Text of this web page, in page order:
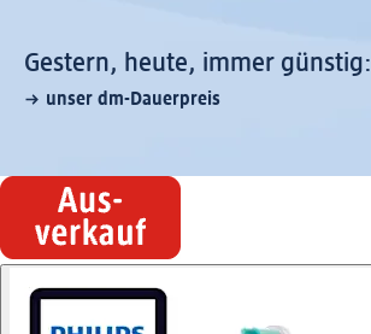
Gestern, heute, immer günstig:
unser dm-Dauerpreis